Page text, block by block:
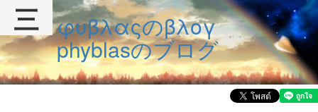
φυβλαςのβλογ
phyblasのブログ
三